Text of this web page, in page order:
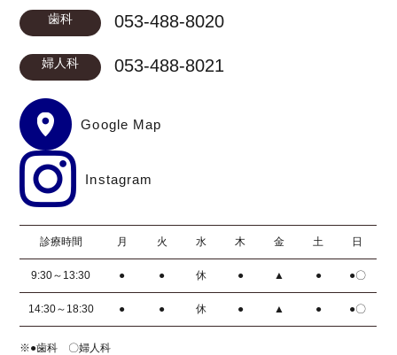
歯科 053-488-8020
婦人科 053-488-8021
Google Map
Instagram
診療時間 月 火 水 木 金 土 日
9:30～13:30 ● ● 休 ● ▲ ● ●〇
14:30～18:30 ● ● 休 ● ▲ ● ●〇
※●歯科 〇婦人科